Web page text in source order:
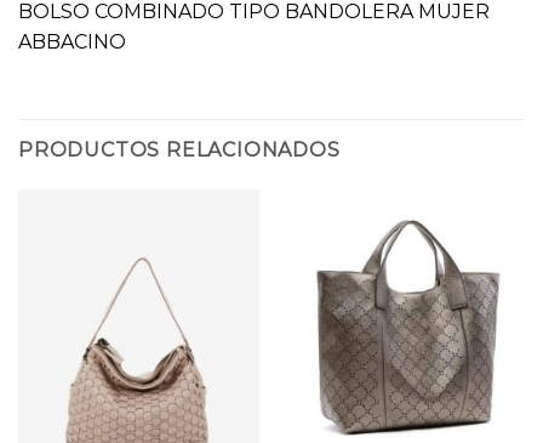
BOLSO COMBINADO TIPO BANDOLERA MUJER
ABBACINO
PRODUCTOS RELACIONADOS